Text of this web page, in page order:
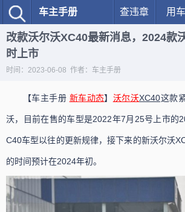
车主手册 查违章 用车
改款沃尔沃XC40最新消息，2024款
时上市
时间：2023-06-08 作者：车主手册
【车主手册 新车动态】 沃尔沃XC40这款
沃，目前在售的车型是2022年7月25号上市的
C40车型以往的更新规律，接下来的新沃尔沃
的时间预计在2024年初。